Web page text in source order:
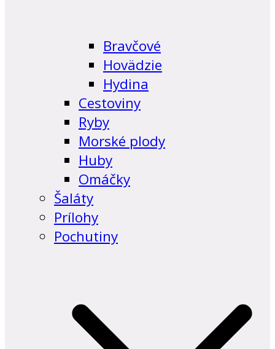
Bravčové
Hovädzie
Hydina
Cestoviny
Ryby
Morské plody
Huby
Omáčky
Šaláty
Prílohy
Pochutiny